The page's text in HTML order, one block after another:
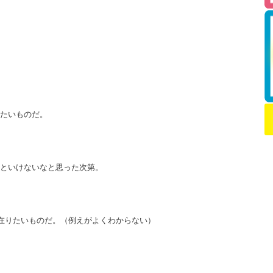
いものだ。
いけないなと思った次第。
たいものだ。（例えがよくわからない）